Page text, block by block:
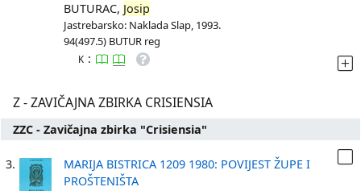
BUTURAC, Josip
Jastrebarsko: Naklada Slap, 1993.
94(497.5) BUTUR reg
K :
Z - ZAVIČAJNA ZBIRKA CRISIENSIA
ZZC - Zavičajna zbirka "Crisiensia"
3.
MARIJA BISTRICA 1209 1980: POVIJEST ŽUPE I
PROŠTENIŠTA